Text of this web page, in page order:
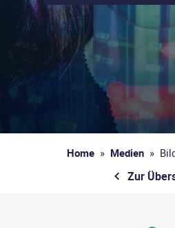
Home » Medien »
Zur